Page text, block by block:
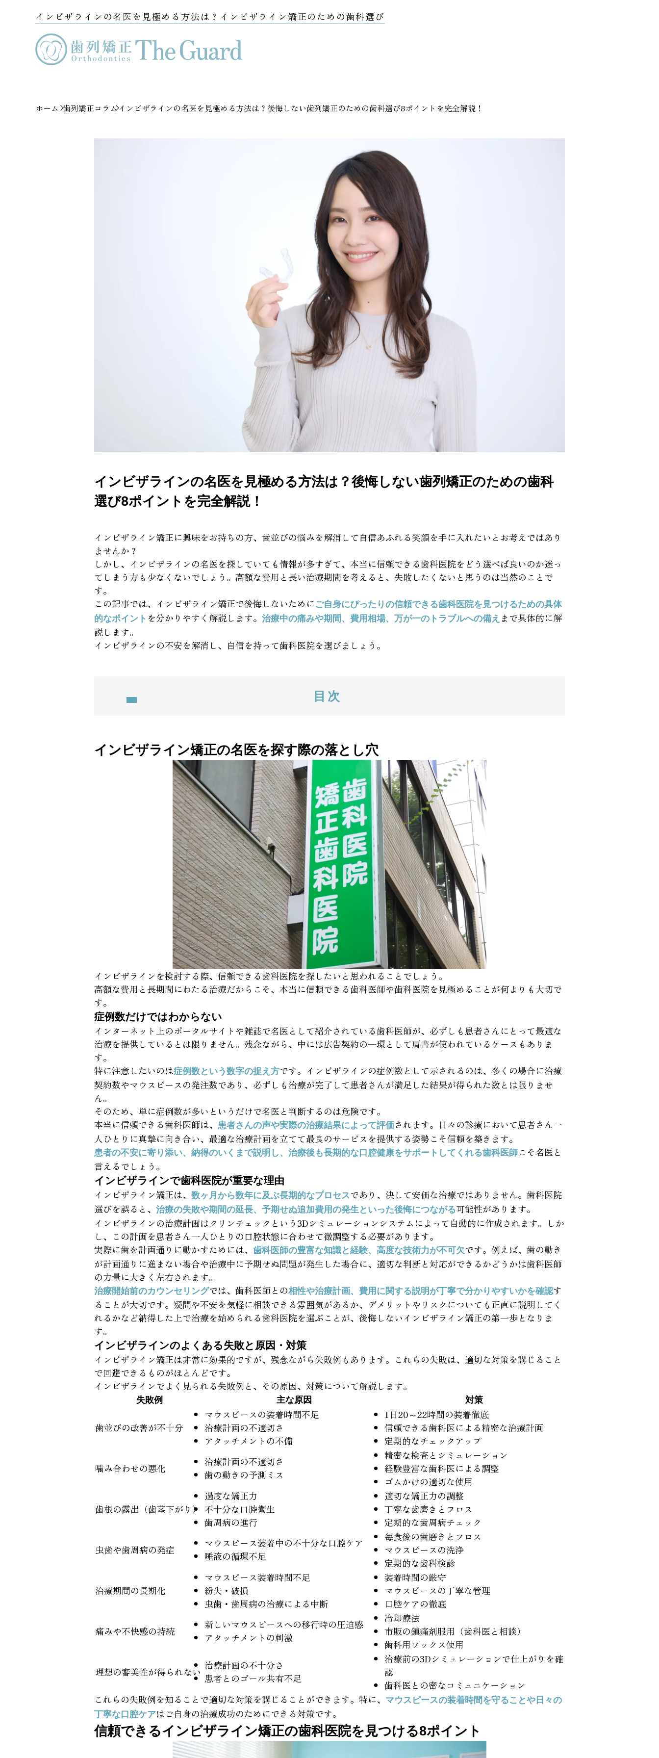
インビザラインの名医を見極める方法は？インビザライン矯正のための歯科選び
ホーム 歯列矯正コラムインビザラインの名医を見極める方法は？後悔しない歯列矯正のための歯科選び8ポイントを完全解説！
インビザラインの名医を見極める方法は？後悔しない歯列矯正のための歯科
選び8ポイントを完全解説！
インビザライン矯正に興味をお持ちの方、歯並びの悩みを解消して自信あふれる笑顔を手に入れたいとお考えではあり
ませんか？
しかし、インビザラインの名医を探していても情報が多すぎて、本当に信頼できる歯科医院をどう選べば良いのか迷っ
てしまう方も少なくないでしょう。高額な費用と長い治療期間を考えると、失敗したくないと思うのは当然のことで
す。
この記事では、インビザライン矯正で後悔しないために ご自身にぴったりの信頼できる歯科医院を見つけるための具体
的なポイント を分かりやすく解説します。 治療中の痛みや期間、費用相場、万が一のトラブルへの備え まで具体的に解
説します。
インビザラインの不安を解消し、自信を持って歯科医院を選びましょう。
インビザライン矯正の名医を探す際の落とし穴
インビザラインを検討する際、信頼できる歯科医院を探したいと思われることでしょう。
高額な費用と長期間にわたる治療だからこそ、本当に信頼できる歯科医師や歯科医院を見極めることが何よりも大切で
す。
症例数だけではわからない
インターネット上のポータルサイトや雑誌で名医として紹介されている歯科医師が、必ずしも患者さんにとって最適な
治療を提供しているとは限りません。残念ながら、中には広告契約の一環として肩書が使われているケースもありま
す。
特に注意したいのは症例数という数字の捉え方です。インビザラインの症例数として示されるのは、多くの場合に治療
契約数やマウスピースの発注数であり、必ずしも治療が完了して患者さんが満足した結果が得られた数とは限りませ
ん。
そのため、単に症例数が多いというだけで名医と判断するのは危険です。
本当に信頼できる歯科医師は、
患者さんの声や実際の治療結果によって評価されます。日々の診療において患者さん一
人ひとりに真摯に向き合い、最適な治療計画を立てて最良のサービスを提供する姿勢こそ信頼を築きます。
患者の不安に寄り添い、納得のいくまで説明し、治療後も長期的な口腔健康をサポートしてくれる歯科医師 こそ名医と
言えるでしょう。
インビザラインで歯科医院が重要な理由
インビザライン矯正は、 数ヶ月から数年に及ぶ長期的なプロセス であり、決して安価な治療ではありません。歯科医院
選びを誤ると、 治療の失敗や期間の延長、予期せぬ追加費用の発生といった後悔につながる可能性があります。
インビザラインの治療計画はクリンチェックという3Dシミュレーションシステムによって自動的に作成されます。しか
し、この計画を患者さん一人ひとりの口腔状態に合わせて微調整する必要があります。
実際に歯を計画通りに動かすためには、 歯科医師の豊富な知識と経験、高度な技術力が不可欠です。例えば、歯の動き
が計画通りに進まない場合や治療中に予期せぬ問題が発生した場合に、適切な判断と対応ができるかどうかは歯科医師
の力量に大きく左右されます。
治療開始前のカウンセリングでは、歯科医師との相性や治療計画、費用に関する説明が丁寧で分かりやすいかを確認す
ることが大切です。疑問や不安を気軽に相談できる雰囲気があるか、デメリットやリスクについても正直に説明してく
れるかなど納得した上で治療を始められる歯科医院を選ぶことが、後悔しないインビザライン矯正の第一歩となりま
す。
インビザラインのよくある失敗と原因・対策
インビザライン矯正は非常に効果的ですが、残念ながら失敗例もあります。これらの失敗は、適切な対策を講じること
で回避できるものがほとんどです。
インビザラインでよく見られる失敗例と、その原因、対策について解説します。
失敗例 主な原因 対策
歯並びの改善が不十分
マウスピースの装着時間不足
治療計画の不適切さ
アタッチメントの不備
1日20～22時間の装着徹底
信頼できる歯科医による精密な治療計画
定期的なチェックアップ
噛み合わせの悪化
治療計画の不適切さ
歯の動きの予測ミス
精密な検査とシミュレーション
経験豊富な歯科医による調整
ゴムかけの適切な使用
歯根の露出（歯茎下がり）
過度な矯正力
不十分な口腔衛生
歯周病の進行
適切な矯正力の調整
丁寧な歯磨きとフロス
定期的な歯周病チェック
虫歯や歯周病の発症
マウスピース装着中の不十分な口腔ケア
唾液の循環不足
毎食後の歯磨きとフロス
マウスピースの洗浄
定期的な歯科検診
治療期間の長期化
マウスピース装着時間不足
紛失・破損
虫歯・歯周病の治療による中断
装着時間の厳守
マウスピースの丁寧な管理
口腔ケアの徹底
痛みや不快感の持続
新しいマウスピースへの移行時の圧迫感
アタッチメントの刺激
冷却療法
市販の鎮痛剤服用（歯科医と相談）
歯科用ワックス使用
理想の審美性が得られない
治療計画の不十分さ
患者とのゴール共有不足
治療前の3Dシミュレーションで仕上がりを確
認
歯科医との密なコミュニケーション
これらの失敗例を知ることで適切な対策を講じることができます。特に、
マウスピースの装着時間を守ることや日々の
丁寧な口腔ケアはご自身の治療成功のためにできる対策です。
信頼できるインビザライン矯正の歯科医院を見つける8ポイント